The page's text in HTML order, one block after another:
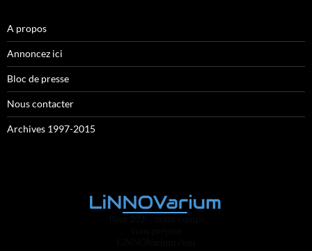
A propos
Annoncez ici
Bloc de presse
Nous contacter
Archives 1997-2015